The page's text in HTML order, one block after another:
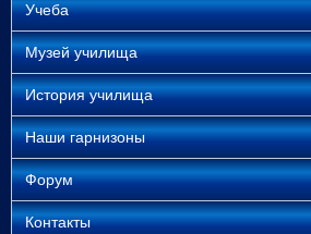
Учеба
Музей училища
История училища
Наши гарнизоны
Форум
Контакты